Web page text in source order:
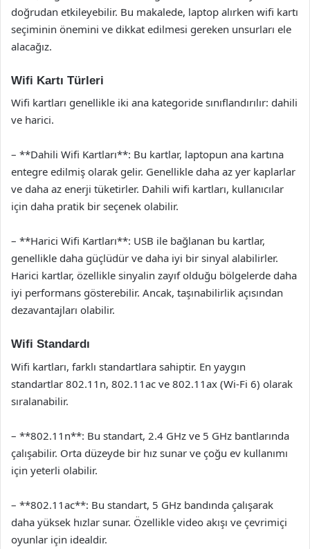
doğrudan etkileyebilir. Bu makalede, laptop alırken wifi kartı
seçiminin önemini ve dikkat edilmesi gereken unsurları ele
alacağız.
Wifi Kartı Türleri
Wifi kartları genellikle iki ana kategoride sınıflandırılır: dahili
ve harici.
– **Dahili Wifi Kartları**: Bu kartlar, laptopun ana kartına
entegre edilmiş olarak gelir. Genellikle daha az yer kaplarlar
ve daha az enerji tüketirler. Dahili wifi kartları, kullanıcılar
için daha pratik bir seçenek olabilir.
– **Harici Wifi Kartları**: USB ile bağlanan bu kartlar,
genellikle daha güçlüdür ve daha iyi bir sinyal alabilirler.
Harici kartlar, özellikle sinyalin zayıf olduğu bölgelerde daha
iyi performans gösterebilir. Ancak, taşınabilirlik açısından
dezavantajları olabilir.
Wifi Standardı
Wifi kartları, farklı standartlara sahiptir. En yaygın
standartlar 802.11n, 802.11ac ve 802.11ax (Wi-Fi 6) olarak
sıralanabilir.
– **802.11n**: Bu standart, 2.4 GHz ve 5 GHz bantlarında
çalışabilir. Orta düzeyde bir hız sunar ve çoğu ev kullanımı
için yeterli olabilir.
– **802.11ac**: Bu standart, 5 GHz bandında çalışarak
daha yüksek hızlar sunar. Özellikle video akışı ve çevrimiçi
oyunlar için idealdir.